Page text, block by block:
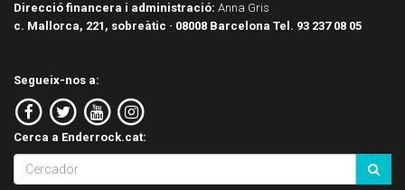
Direcció financera i administració: Anna Gris
c. Mallorca, 221, sobreàtic · 08008 Barcelona Tel. 93 237 08 05
Segueix-nos a:
Cerca a Enderrock.cat: